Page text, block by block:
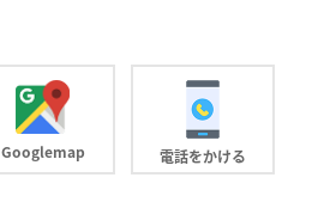
Googlemap 電話をかける